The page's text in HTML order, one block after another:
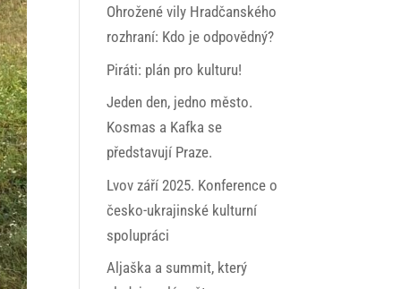
Ohrožené vily Hradčanského
rozhraní: Kdo je odpovědný?
Piráti: plán pro kulturu!
Jeden den, jedno město.
Kosmas a Kafka se
představují Praze.
Lvov září 2025. Konference o
česko-ukrajinské kulturní
spolupráci
Aljaška a summit, který